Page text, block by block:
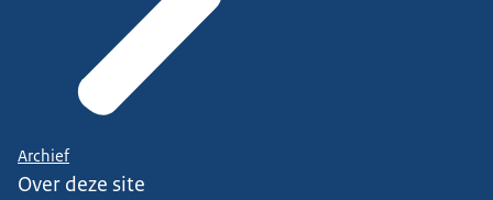
Archief
Over deze site